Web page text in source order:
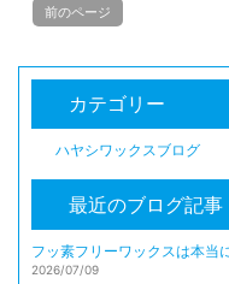
前のページ
カテゴリー
ハヤシワックスブログ
最近のブログ記事
フッ素フリーワックスは本当
2026/07/09